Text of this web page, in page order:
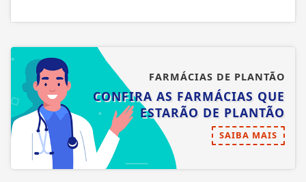
FARMÁCIAS DE PLANTÃO
CONFIRA AS FARMÁCIAS QUE
ESTARÃO DE PLANTÃO
SAIBA MAIS